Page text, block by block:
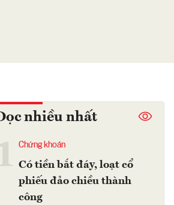
nhiều nhất
Chứng khoán
Có tiền bắt đáy, loạt cổ
phiếu đảo chiều thành
công